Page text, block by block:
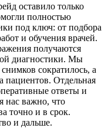
оставило только
полностью
под ключ: от подбора
и обучения врачей.
получаются
диагностики. Мы
сократилось, а
пациентов. Отдельная
ответы и
нас важно, что
точно и в срок.
и дальше.